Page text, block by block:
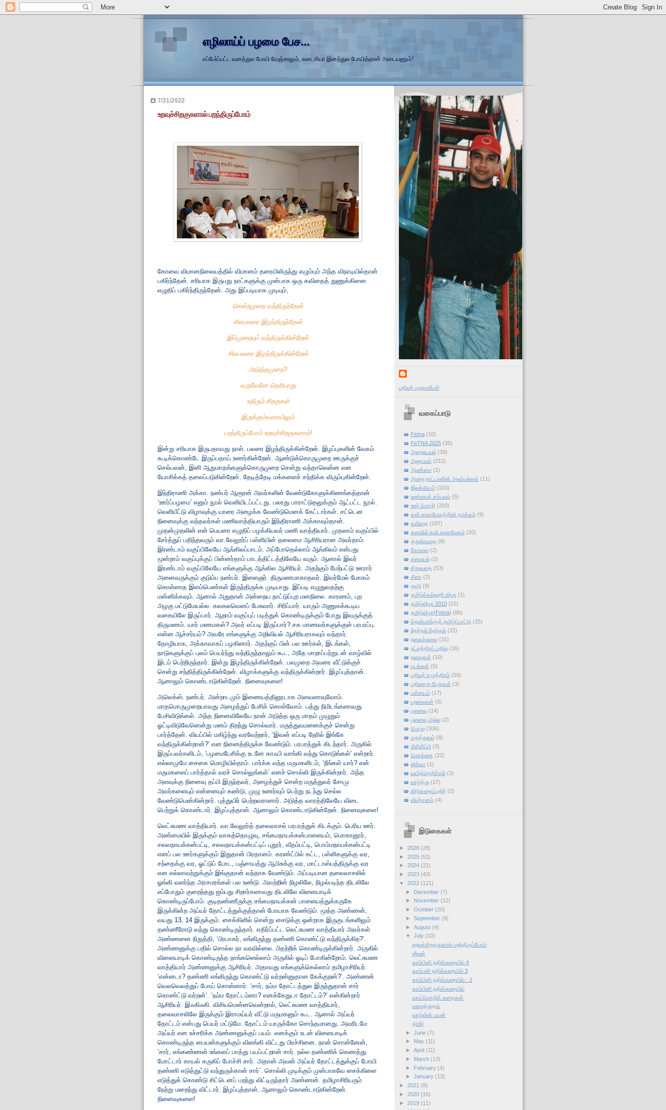
எழிலாய்ப் பழமை பேச...
எப்பேர்ப்பட்ட வனத்துல போயி மேஞ்சாலும், கடைசியா இனத்துல போயித்தான் அடையணும்!
7/31/2022
உறவுச்சிறகுகளால் பறந்திருப்போம்
கோவை விமானநிலையத்தில் விமானம் தரையிலிருந்து எழும்பும் அந்த விநாடியில்தான்
பகிர்ந்தேன். சரியாக இருபது நாட்களுக்கு முன்பாக ஒரு கவிதைத் துணுக்கினை
எழுதிப் பகிர்ந்திருந்தேன். அது இப்படியாக முடியும்,
சென்றமுறை வந்திருந்தேன்
சிலபலரை இழந்திருந்தேன்
இம்முறையும் வந்திருக்கின்றேன்
சிலபலரை இழந்திருக்கின்றேன்
அடுத்தமுறை?
வருவேனே தெரியாது
உதிரும் சிறகுகள்
இருக்கும்வரையிலும்
பறந்திருப்போம் உறவுச்சிறகுகளால்!
இன்று சரியாக இருபதாவது நாள். பலரை இழந்திருக்கின்றேன். இழப்புகளின் வேகம்
கூடிக்கொண்டே இருப்பதாய் உணர்கின்றேன். ஆண்டுக்கொருமுறை ஊருக்குச்
செல்பவன், இனி ஆறுமாதங்களுக்கொருமுறை சென்று வந்தாலென்ன என
யோசிக்கத் தலைப்படுகின்றேன். தேடித்தேடி மக்களைச் சந்திக்க விரும்புகின்றேன்.
இந்திராணி அக்கா. நண்பர் ஆரூரன் அவர்களின் வேண்டுகோளுக்கிணங்கத்தான்
‘ஊர்ப்பழமை’ எனும் நூல் வெளியிடப்பட்டது. பலரது பாராட்டுதலுக்கும் ஆட்பட்ட நூல்.
வெளியீட்டு விழாவுக்கு யாரை அழைக்க வேண்டுமெனக் கேட்டார்கள். சட்டென
நினைவுக்கு வந்தவர்கள் மணிவாத்தியாரும் இந்திராணி அக்காவும்தான்.
முதன்முதலின் என் பெயரை எழுதிப் பழக்கியவர் மணி வாத்தியார். முதலாம் வகுப்பில்
சேர்த்துப் பதிந்தவரும் வா.வேலூர்ப் பள்ளியின் தலைமை ஆசிரியரான அவர்தாம்.
இரண்டாம் வகுப்பிலேயே ஆங்கிலப்பாடம். அப்போதெல்லாம் ஆங்கிலம் என்பது
மூன்றாம் வகுப்புக்குப் பின்னர்தாம் பாடத்திட்டத்திலேயே வரும். ஆனால் இவர்
இரண்டாம் வகுப்பிலேயே எங்களுக்கு ஆங்கில ஆசிரியர். அதற்கும் மேற்பட்டு ஊரார்
அனைவருக்கும் குடும்ப நண்பர். இளைஞர். திருமணமாகாதவர். இவர்மேல் மோகம்
கொள்ளாத இளம்பெண்கள் இருந்திருக்க முடியாது. இப்படி எழுதுவதற்கு
மன்னிக்கவும். ஆனால் அதுதான் அன்றைய நாட்டுப்புற மனநிலை. காரணம், புற
அழகு மட்டுமேயல்ல. கலகலவெனப் பேசுவார். சிரிப்பார். யாரும் அணுகக்கூடிய
வகையிலே இருப்பார். ஆறாம் வகுப்புப் படித்துக் கொண்டிருக்கும் போது இவருக்குத்
திருமணம். யார் மணமகள்? அவர் எப்படி இருப்பார்? சக மாணவர்களுக்குள் பரபரப்பு.
என்ன ஆச்சர்யம்? அவரே எங்களுக்கு அறிவியல் ஆசிரியராகவும் வந்தார்.
தோழியாக, அக்காவாகப் பழகினார். அதற்குப் பின் பல ஊர்கள், இடங்கள்,
நாடுகளுக்குப் புலம் பெயர்ந்து வந்திருந்தாலும் கூட, அதே மாறாப்பற்றுடன் வாழ்வில்
இடம் பெற்றிருந்தார். இன்று இழந்திருக்கின்றேன். பலமுறை அவரை வீட்டுக்குச்
சென்று சந்தித்திருக்கின்றேன். விழாக்களுக்கு வந்திருக்கின்றார். இழப்புத்தான்.
ஆனாலும் கொண்டாடுகின்றேன். நினைவுகளை!
அலெக்ஸ். நண்பர். அன்றாடமும் இணையத்தினூடாக அளவளாவுவோம்.
மாதமொருமுறையாவது அழைத்துப் பேசிக் கொள்வோம். பத்து நிமிடங்களாவது
பேசிவிடுங்கள். அந்த நினைவிலேயே நான் அடுத்த ஒரு மாதம் முழுதும்
ஓட்டிவிடுவேனென்று மனம் திறந்து சொல்வார். மருத்துவமனைக்குச் சென்று
பார்த்தேன். வியப்பில் மகிழ்ந்து வரவேற்றார், ‘இவன் எப்படி நேரில் இங்கே
வந்திருக்கின்றான்?’ என நினைத்திருக்க வேண்டும். பரபரத்துக் கிடந்தார். அருகில்
இருப்பவர்களிடம், ‘பழமைபேசிக்கு உடனே காஃபி வாங்கி வந்து கொடுங்கள்’ என்றார்.
எல்லாமுமே சைகை மொழியில்தாம். பார்க்க வந்த மருமகளிடம், ‘நீங்கள் யார்? என்
மருமகளைப் பார்த்தால் வரச் சொல்லுங்கள்’ எனச் சொல்லி இருக்கின்றார். அந்த
அளவுக்கு நினைவு தப்பி இருந்தவர், அழைத்துச் சென்ற மருத்துவர் சோமு
அவர்களையும் என்னையும் கண்டு, முழு உணர்வும் பெற்று நடந்து செல்ல
வேண்டுமென்கின்றார். புத்துயிர் பெற்றவரானார். அடுத்த வாரத்திலேயே விடை
பெற்றுக் கொண்டார். இழப்புத்தான். ஆனாலும் கொண்டாடுகின்றேன். நினைவுகளை!
லெட்சுமண வாத்தியார். வா.வேலூர்த் தலைவாசல் பரபரத்துக் கிடக்கும். பெரிய ஊர்.
அண்மையில் இருக்கும் வாகத்தொழுவு, சங்கமநாயக்கன்பாளையம், மொகானூர்,
சலவநாயக்கன்பட்டி, சலவநாயக்கன்பட்டிப் புதூர், வீதம்பட்டி, பொம்மநாயக்கன்பட்டி
எனப் பல ஊர்களுக்கும் இதுதான் பிரதானம். கரண்ட்பில் கட்ட, பள்ளிகளுக்கு வர,
சந்தைக்கு வர, ஓட்டுப் போட, பஞ்சாயத்து ஆபிசுக்கு வர, மாட்டாஸ்பத்திருக்கு வர
என எல்லாவற்றுக்கும் இங்குதான் வந்தாக வேண்டும். அப்படியான தலைவாசலில்
ஓங்கி வளர்ந்த அரசமரங்கள் பல உண்டு. அவற்றின் நிழலிலே, நிழல்படிந்த திடலிலே
எப்போதும் குறைந்தது ஐம்பது சிறார்களாவது திடலிலே விளையாடிக்
கொண்டிருப்போம். குடிதண்ணீருக்கு சங்கமநாயக்கன் பாளையத்துக்கருகே
இருக்கின்ற அய்யர் தோட்டத்துக்குத்தான் போயாக வேண்டும். மூத்த அண்ணன்,
வயது 13, 14 இருக்கும். சைக்கிளில் சென்று சைடுக்கு ஒன்றாக இருகுடங்களிலும்
தண்ணீரோடு வந்து கொண்டிருந்தார். எதிர்ப்பட்ட லெட்சுமண வாத்தியார் அவர்கள்
அண்ணனை நிறுத்தி, ‘பிரபாகர், எங்கிருந்து தண்ணி கொண்ட்டு வந்திருக்கிற?’.
அண்ணனுக்கு பதில் சொல்ல நா வரவில்லை. பிதற்றிக் கொண்டிருக்கின்றார். அருகில்
விளையாடிக் கொண்டிருந்த நாங்களெல்லாம் அருகில் ஓடிப் போகின்றோம். லெட்சுமண
வாத்தியார் அண்ணனுக்கு ஆசிரியர். அதாவது எங்களுக்கெல்லாம் தமிழாசிரியர்.
‘என்னடா? தண்ணி எங்கிருந்து கொண்ட்டு வர்றன்னுதான கேக்குறன்?’. அண்ணன்
வெலவெலத்துப் போய் சொன்னார். ‘சார், நம்ம தோட்டத்துல இருந்துதான் சார்
கொண்ட்டு வர்றன்’. ‘நம்ம தோட்டம்னா? எனக்கேதுடா தோட்டம்?’ என்கின்றார்
ஆசிரியர். இஃகிஃகி. விசியமென்னவென்றால், லெட்சுமண வாத்தியார்,
தலைவாசலிலே இருக்கும் இராமய்யர் வீட்டு மருமகனும் கூட. ஆனால் அய்யர்
தோட்டம் என்பது பெயர் மட்டுமே. தோட்டம் யாருக்கோ சொந்தமானது. அவரிடமே
அய்யர் என உச்சரிக்க அண்ணனுக்குப் பயம். எனக்கும் உடன் விளையாடிக்
கொண்டிருந்த பையன்களுக்கும் விளங்கி விட்டது பிரச்சினை. நான் சொன்னேன்,
‘சார், எங்கண்ணன் உங்களப் பாத்து பயப்பட்றான் சார். நல்ல தண்ணிக் கெணத்து
மோட்டார் காயல் கருகிப் போச்சி சார். அதான் அவன் அய்யர் தோட்டத்துக்குப் போயி
தண்ணி எடுத்துட்டு வந்துருக்கான் சார்’. சொல்லி முடிக்கும் முன்பாகவே சைக்கிளை
எடுத்துக் கொண்டு சிட்டெனப் பறந்து விட்டிருந்தார் அண்ணன். தமிழாசிரியரும்
நேற்று மறைந்து விட்டார். இழப்புத்தான். ஆனாலும் கொண்டாடுகின்றேன்.
நினைவுகளை!
பதிவர் பழமைபேசி
வகைப்பாடு
Fetna (10)
FeTNA 2025 (35)
அறைகூவல் (39)
அனுபவம் (212)
ஆண்மை (2)
ஆறை நாட்டானின் அலம்பல்கள் (11)
இலக்கியம் (103)
உண்மைச் சம்பவம் (5)
ஊர் மொழி (203)
கவி காளமேகத்தின் தாக்கம் (9)
கவிதை (107)
கனவில் கவி காளமேகம் (20)
குறுங்கதை (6)
கோவை (2)
சமையல் (2)
சிறுகதை (53)
சீனா (2)
சூடு (9)
தமிழ்க்கல்லூரி விழா (1)
தமிழ்விழா 2010 (22)
தமிழ்விழா(Fetna) (86)
தென்பாங்குத் தமிழ்ப்பாட்டு (25)
தேர்தல் தேர்தல் (22)
நகைச்சுவை (31)
நட்சத்திரப் பதிவு (16)
நனவுகள் (10)
படங்கள் (5)
பதிவர் சமுத்திரம் (59)
பதினாறு பேறுகள் (3)
பள்ளயம் (17)
பறவைகள் (5)
புனைவு (14)
புனைவு அல்ல (2)
பொது (306)
மருத்துவம் (8)
மிசிசிப்பி (3)
மொக்கை (22)
லிங்கா (1)
வயித்தெரிச்சல் (3)
வாழ்த்து (27)
விடுகதைப்புதிர் (2)
விமர்சனம் (4)
இடுகைகள்
► 2026 (28)
► 2025 (52)
► 2024 (21)
► 2023 (43)
▼ 2022 (121)
►
December (7)
►
November (12)
► October (20)
► September (9)
► August (4)
▼ July (10)
உறவுச்சிறகுகளால் பறந்திருப்போம்
ஜீவன்
காம்பிளி நதிக்கரையில் 4
காம்பளி நதிக்கரையில் 3
காம்பிளி நதிக்கரையில் - 2
காம்பிளி நதிக்கரையில்
வாய்மொழிக் கதைகள்
மழைத்தூரல்
வாழ்வின் பயன்
திமிர்
► June (7)
►
May (11)
► April (11)
►
March (13)
►
February (4)
► January (13)
► 2021 (8)
► 2020 (15)
► 2019 (11)